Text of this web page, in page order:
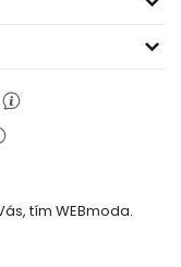
tím WEBmoda.